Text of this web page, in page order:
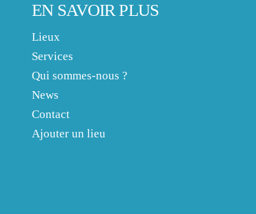
EN SAVOIR PLUS
Lieux
Services
Qui sommes-nous ?
News
Contact
Ajouter un lieu